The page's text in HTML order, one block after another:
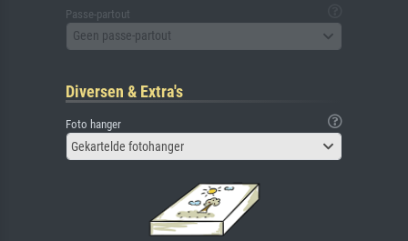
Passe-partout
Geen passe-partout
Diversen & Extra's
Foto hanger
Gekartelde fotohanger